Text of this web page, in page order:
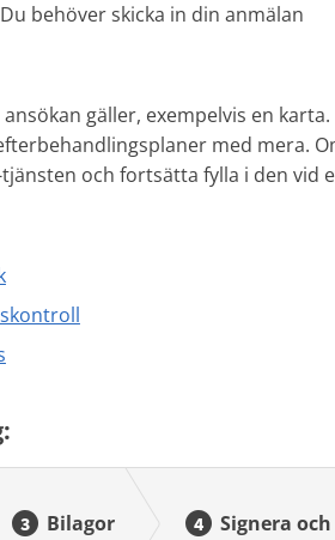
behöver skicka in din anmälan
gäller, exempelvis en karta.
med mera.
och fortsätta fylla i den vid
Bilagor Signera